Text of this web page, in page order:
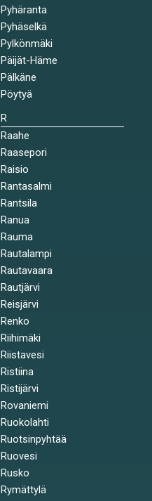
Pyhäranta
Pyhäselkä
Pylkönmäki
Päijät-Häme
Pälkäne
Pöytyä
R
Raahe
Raasepori
Raisio
Rantasalmi
Rantsila
Ranua
Rauma
Rautalampi
Rautavaara
Rautjärvi
Reisjärvi
Renko
Riihimäki
Riistavesi
Ristiina
Ristijärvi
Rovaniemi
Ruokolahti
Ruotsinpyhtää
Ruovesi
Rusko
Rymättylä